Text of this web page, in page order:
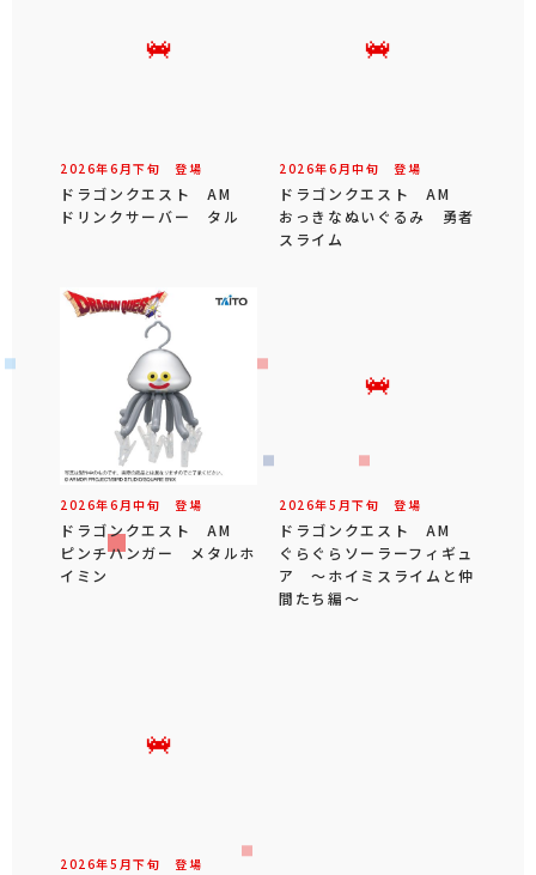
2026年6 月下旬 登場
ドラゴンクエスト AM
ドリンクサーバー タル
2026年6 月中旬 登場
ドラゴンクエスト AM
おっきなぬいぐるみ 勇者
スライム
2026年6 月中旬 登場
ドラゴンクエスト AM
ピンチハンガー メタルホ
イミン
2026年5 月下旬 登場
ドラゴンクエスト AM
ぐらぐらソーラーフィギュ
ア ～ホイミスライムと仲
間たち編～
2026年5 月下旬 登場